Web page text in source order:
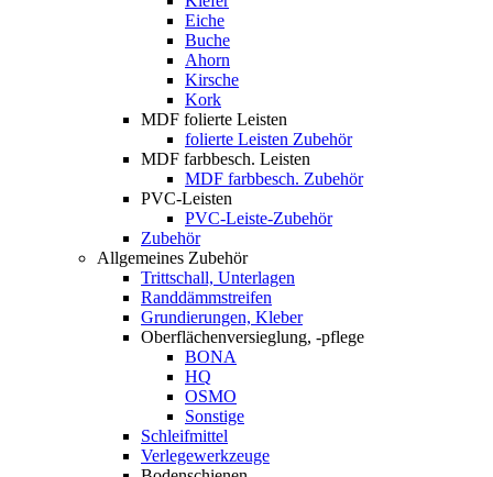
Eiche
Buche
Ahorn
Kirsche
Kork
MDF folierte Leisten
folierte Leisten Zubehör
MDF farbbesch. Leisten
MDF farbbesch. Zubehör
PVC-Leisten
PVC-Leiste-Zubehör
Zubehör
Allgemeines Zubehör
Trittschall, Unterlagen
Randdämmstreifen
Grundierungen, Kleber
Oberflächenversieglung, -pflege
BONA
HQ
OSMO
Sonstige
Schleifmittel
Verlegewerkzeuge